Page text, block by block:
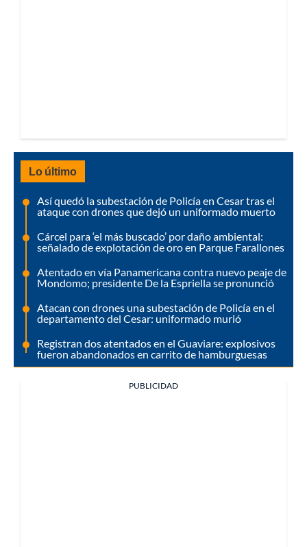
Lo último
Así quedó la subestación de Policía en Cesar tras el
ataque con drones que dejó un uniformado muerto
Cárcel para ‘el más buscado’ por daño ambiental:
señalado de explotación de oro en Parque Farallones
Atentado en vía Panamericana contra nuevo peaje de
Mondomo; presidente De la Espriella se pronunció
Atacan con drones una subestación de Policía en el
departamento del Cesar: uniformado murió
Registran dos atentados en el Guaviare: explosivos
fueron abandonados en carrito de hamburguesas
PUBLICIDAD